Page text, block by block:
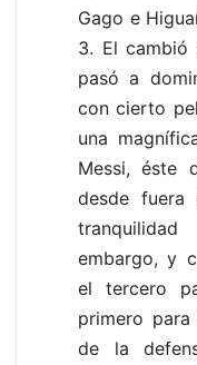
Gago e
3. El cambió
pasó a
con cierto
una
Messi, éste
desde fuera
embargo, y
el tercero
primero
de la